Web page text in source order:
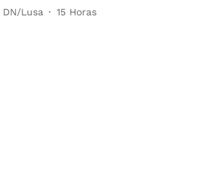
DN/Lusa 15 Horas